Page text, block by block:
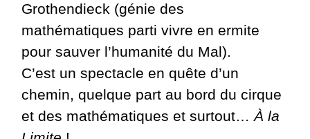
Grothendieck (génie des
mathématiques parti vivre en ermite
pour sauver l’humanité du Mal).
C’est un spectacle en quête d’un
chemin, quelque part au bord du cirque
et des mathématiques et surtout…À la